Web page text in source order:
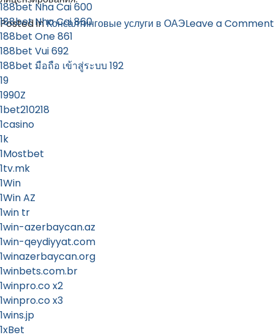
Posted inКонсалтинговые услуги в ОАЭLeave a Comment
188bet Nha Cai 600
188bet Nha Cai 860
188bet One 861
188bet Vui 692
188bet มือถือ เข้าสู่ระบบ 192
19
1990Z
1bet210218
1casino
1k
1Mostbet
1tv.mk
1Win
1Win AZ
1win tr
1win-azerbaycan.az
1win-qeydiyyat.com
1winazerbaycan.org
1winbets.com.br
1winpro.co x2
1winpro.co x3
1wins.jp
1xBet